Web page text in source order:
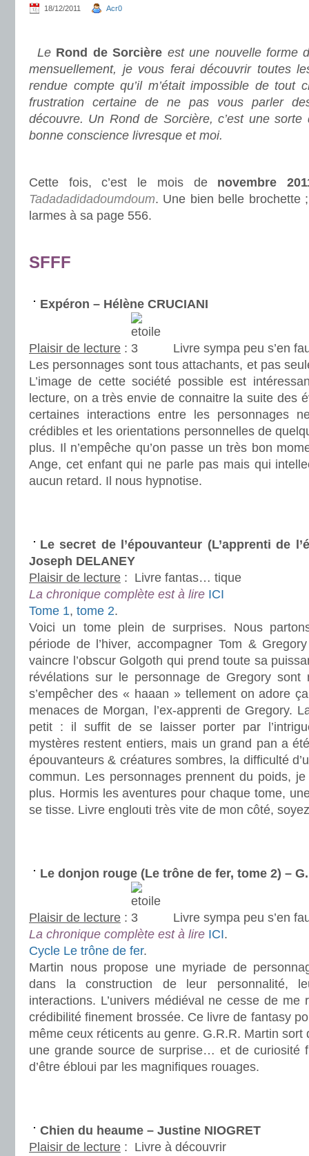
18/12/2011 Acr0
Le Rond de Sorcière est une nouvelle forme
mensuellement, je vous ferai découvrir toutes
rendue compte qu’il m’était impossible de tout
frustration certaine de ne pas vous parler
découvre. Un Rond de Sorcière, c’est une
bonne conscience livresque et moi.
Cette fois, c’est le mois de novembre
Tadadadidadoumdoum. Une bien belle brochette
larmes à sa page 556.
SFFF
Expéron – Hélène CRUCIANI
Plaisir de lecture :
Livre sympa peu s’en
Les personnages sont tous attachants, et pas
L’image de cette société possible est
lecture, on a très envie de connaitre la suite des
certaines interactions entre les personnages
crédibles et les orientations personnelles de
plus. Il n’empêche qu’on passe un très bon
Ange, cet enfant qui ne parle pas mais qui
aucun retard. Il nous hypnotise.
Le secret de l’épouvanteur (L’apprenti de
Joseph DELANEY
Plaisir de lecture : Livre fantas… tique
La chronique complète est à lire ICI
Tome 1, tome 2.
Voici un tome plein de surprises. Nous
période de l’hiver, accompagner Tom &
vaincre l’obscur Golgoth qui prend toute sa
révélations sur le personnage de Gregory
s’empêcher des « haaan » tellement on adore
menaces de Morgan, l’ex-apprenti de Gregory.
petit : il suffit de se laisser porter par
mystères restent entiers, mais un grand pan a
épouvanteurs & créatures sombres, la difficulté
commun. Les personnages prennent du poids,
plus. Hormis les aventures pour chaque tome,
se tisse. Livre englouti très vite de mon côté,
Le donjon rouge (Le trône de fer, tome 2) –
Plaisir de lecture :
Livre sympa peu s’en
La chronique complète est à lire ICI.
Cycle Le trône de fer.
Martin nous propose une myriade de
dans la construction de leur personnalité,
interactions. L’univers médiéval ne cesse de me
crédibilité finement brossée. Ce livre de fantasy
même ceux réticents au genre. G.R.R. Martin sort
une grande source de surprise… et de curiosité
d’être ébloui par les magnifiques rouages.
Chien du heaume – Justine NIOGRET
Plaisir de lecture : Livre à découvrir